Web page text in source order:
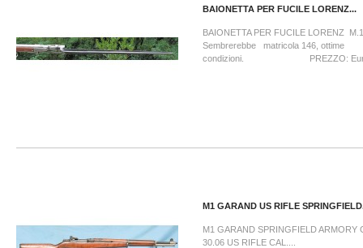
BAIONETTA PER FUCILE LORENZ...
BAIONETTA PER FUCILE LORENZ
Sembrerebbe matricola 146, ottime
condizioni. PREZZO: Euro
M1 GARAND US RIFLE
M1 GARAND SPRINGFIELD ARMORY
30.06 US RIFLE CAL....